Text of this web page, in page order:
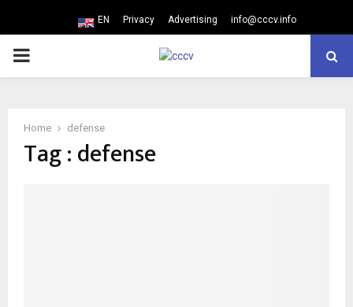
EN Privacy Advertising info@cccv.info
PRIMARY
Home defense
Tag : defense